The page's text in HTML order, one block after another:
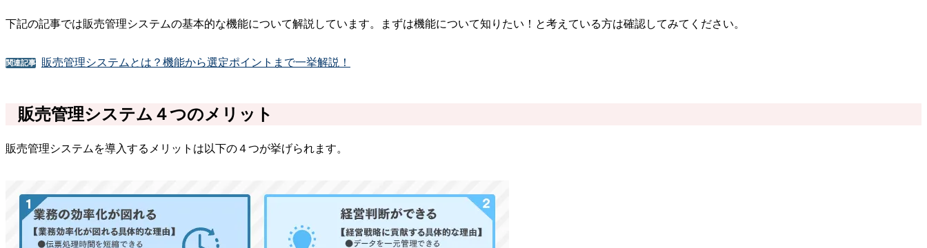
下記の記事では販売管理システムの基本的な機能について解説しています。まずは機能について知りたい！と考えている方は確認してみてください。
関連記事 販売管理システムとは？機能から選定ポイントまで一挙解説！
販売管理システム４つのメリット
販売管理システムを導入するメリットは以下の４つが挙げられます。